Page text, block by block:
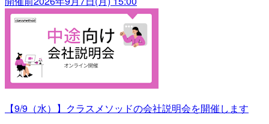
【9/9（水）】クラスメソッドの会社説明会を開催します